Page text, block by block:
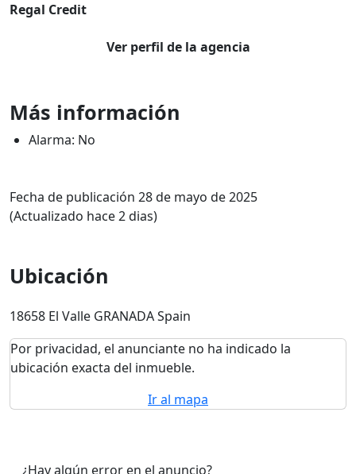
Regal Credit
Ver perfil de la agencia
Más información
Alarma: No
Fecha de publicación 28 de mayo de 2025
(Actualizado hace 2 dias)
Ubicación
18658 El Valle GRANADA Spain
Por privacidad, el anunciante no ha indicado la
ubicación exacta del inmueble.
Ir al mapa
¿Hay algún error en el anuncio?